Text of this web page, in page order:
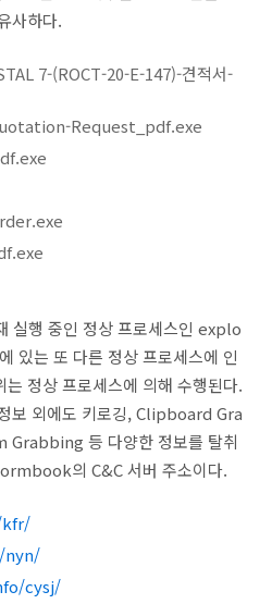
사하다.
7-(ROCT-20-E-147)-견적서-
Request_pdf.exe
실행 중인 정상 프로세스인 explo
있는 또 다른 정상 프로세스에 인
정상 프로세스에 의해 수행된다.
보 외에도 키로깅, Clipboard Gra
등 다양한 정보를 탈취
의 C&C 서버 주소이다.
kfr/
nyn/
cysj/